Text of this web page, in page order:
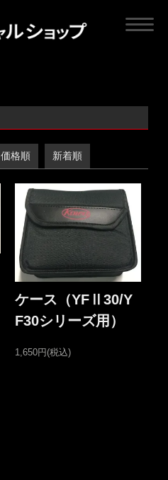
価格順 新着順
ケース（YFⅡ30/Y
F30シリーズ用）
1,650円(税込)